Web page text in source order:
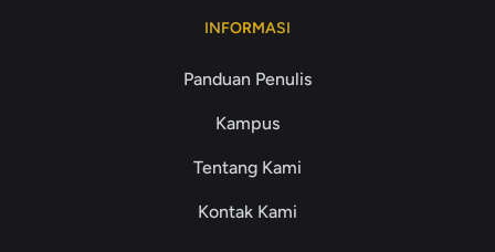
INFORMASI
Panduan Penulis
Kampus
Tentang Kami
Kontak Kami